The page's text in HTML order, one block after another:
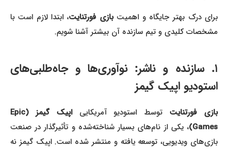
برای درک بهتر جایگاه و اهمیتبازی فورتنایت، ابتدا لازم است با
مشخصات کلیدی و تیم سازنده آن بیشتر آشنا شویم.
۱. سازنده و ناشر: نوآوری‌ها و جاه‌طلبی‌های
استودیو اپیک گیمز
بازی فورتنایتتوسط استودیو آمریکایی
اپیک گیمز (Epic
Games) ، یکی از نام‌های بسیار شناخته‌شده و تأثیرگذار در صنعت
بازی‌های ویدیویی، توسعه یافته و منتشر شده است. اپیک گیمز نه